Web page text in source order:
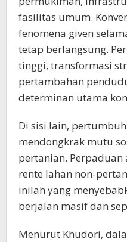
fasilitas umum.
fenomena given
tetap berlangsung.
tinggi, transformasi
pertambahan
determinan utama
Di sisi lain,
mendongkrak mutu
pertanian.
rente lahan non-
inilah yang
berjalan masif dan
Menurut Khudori,